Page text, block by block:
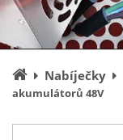
Úvodní
stránka
Nabíječky
akumulátorů 48V